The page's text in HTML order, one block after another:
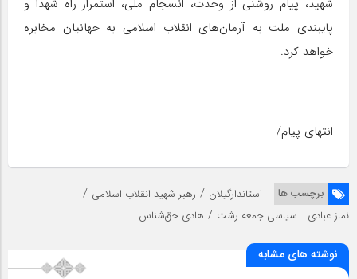
پایبندی ملت به آرمان‌های انقلاب اسلامی به جهانیان مخابره
خواهد کرد.
انتهای پیام/
برچسب ها استاندارگیلان / رهبر شهید انقلاب اسلامی /
نماز عبادی ـ سیاسی جمعه رشت / هادی حق‌شناس
نوشته های مشابه